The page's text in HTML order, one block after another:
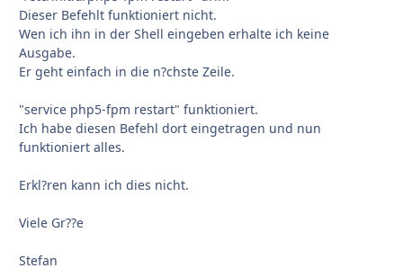
Dieser Befehlt funktioniert nicht.
Wen ich ihn in der Shell eingeben erhalte ich keine
Ausgabe.
Er geht einfach in die n?chste Zeile.
"service php5-fpm restart" funktioniert.
Ich habe diesen Befehl dort eingetragen und nun
funktioniert alles.
Erkl?ren kann ich dies nicht.
Viele Gr??e
Stefan